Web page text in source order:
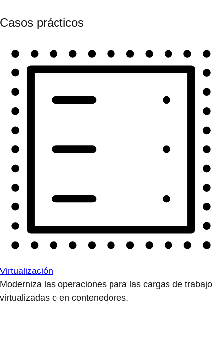
Casos prácticos
Virtualización
Moderniza las operaciones para las cargas de trabajo
virtualizadas o en contenedores.